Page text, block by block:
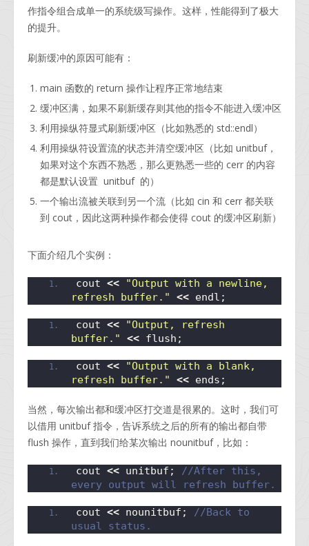
作指令组合成单一的系统级写操作。这样，性能得到了极大
的提升。
刷新缓冲的原因可能有：
main 函数的 return 操作让程序正常地结束
缓冲区满，如果不刷新缓存则其他的指令不能进入缓冲区
利用操纵符显式刷新缓冲区（比如熟悉的 std::endl）
利用操纵符设置流的状态并清空缓冲区（比如 unitbuf，
如果对这个东西不熟悉，那么更熟悉一些的 cerr 的内容
都是默认设置 unitbuf 的）
一个输出流被关联到另一个流（比如 cin 和 cerr 都关联
到 cout，因此这两种操作都会使得 cout 的缓冲区刷新）
下面介绍几个实例：
cout <<
"Output with a newline,
refresh buffer."
<< endl;
cout <<
"Output, refresh
buffer."
<< flush;
cout <<
"Output with a blank,
refresh buffer."
<< ends;
当然，每次输出都和缓冲区打交道是很累的。这时，我们可
以借用 unitbuf 指令，告诉系统之后的所有的输出都自带
flush 操作，直到我们给某次输出 nounitbuf，比如：
cout << unitbuf; //After this,
every output will refresh buffer.
cout << nounitbuf; //Back to
usual status.